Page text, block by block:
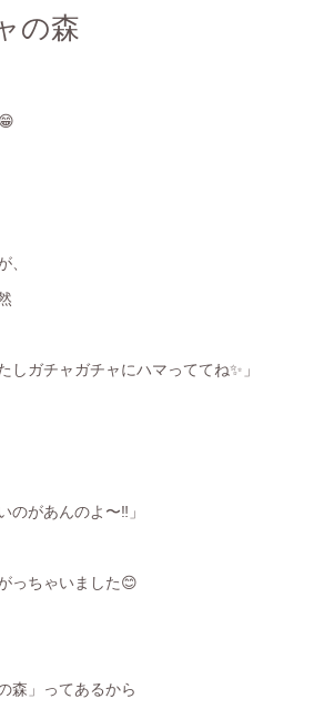
の森
しガチャガチャにハマっててね✨」
のがあんのよ〜‼️」
っちゃいました😊
森」ってあるから